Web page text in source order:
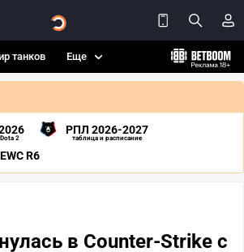
танков Еще
2
РПЛ 2026-2027
таблица и расписание
EWC R6
в Counter-Strike с